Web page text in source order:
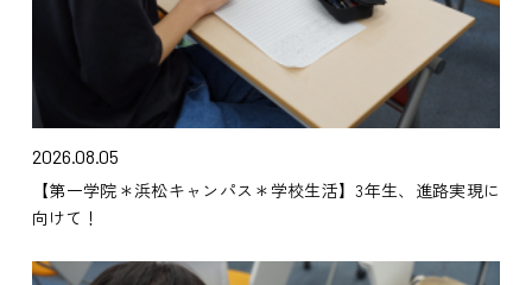
2026.08.05
【第一学院＊浜松キャンパス＊学校生活】3年生、進路実現に
向けて！